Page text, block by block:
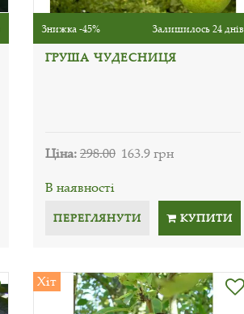
Знижка -45% Залишилось 24 днів
ГРУША ЧУДЕСНИЦЯ
Ціна:298.00 163.9 грн
В наявності
ПЕРЕГЛЯНУТИ КУПИТИ
Хіт